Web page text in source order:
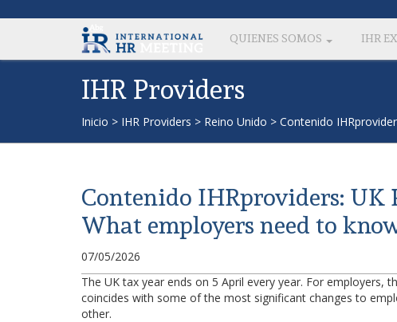
QUIENES SOMOS IHR
IHR Providers
Inicio > IHR Providers > Reino Unido > Contenido
Contenido IHRproviders: UK
What employers need to
07/05/2026
The UK tax year ends on 5 April every year. For employers,
coincides with some of the most significant changes to
other.